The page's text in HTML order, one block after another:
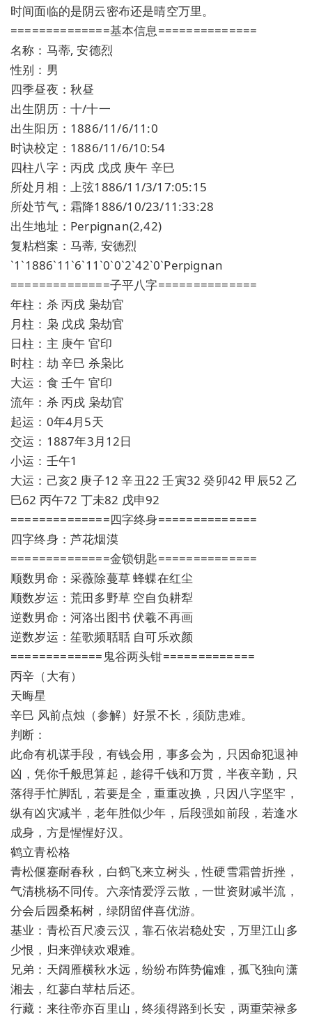
时间面临的是阴云密布还是晴空万里。
==============基本信息==============
名称：马蒂, 安德烈
性别：男
四季昼夜：秋昼
出生阴历：十/十一
出生阳历：1886/11/6/11:0
时诀校定：1886/11/6/10:54
四柱八字：丙戌 戊戌 庚午 辛巳
所处月相：上弦1886/11/3/17:05:15
所处节气：霜降1886/10/23/11:33:28
出生地址：Perpignan(2,42)
复粘档案：马蒂, 安德烈
`1`1886`11`6`11`0`0`2`42`0`Perpignan
==============子平八字==============
年柱：杀 丙戌 枭劫官
月柱：枭 戊戌 枭劫官
日柱：主 庚午 官印
时柱：劫 辛巳 杀枭比
大运：食 壬午 官印
流年：杀 丙戌 枭劫官
起运：0年4月5天
交运：1887年3月12日
小运：壬午1
大运：己亥2 庚子12 辛丑22 壬寅32 癸卯42 甲辰52 乙
巳62 丙午72 丁未82 戊申92
==============四字终身==============
四字终身：芦花烟漠
==============金锁钥匙==============
顺数男命：采薇除蔓草 蜂蝶在红尘
顺数岁运：荒田多野草 空自负耕犁
逆数男命：河洛出图书 伏羲不再画
逆数岁运：笙歌频聒聒 自可乐欢颜
=============鬼谷两头钳=============
丙辛（大有）
天晦星
辛巳 风前点烛（参解）好景不长，须防患难。
判断：
此命有机谋手段，有钱会用，事多会为，只因命犯退神
凶，凭你千般思算起，趁得千钱和万贯，半夜辛勤，只
落得手忙脚乱，若要是全，重重改换，只因八字坚牢，
纵有凶灾减半，老年胜似少年，后段强如前段，若逢水
成身，方是惺惺好汉。
鹤立青松格
青松偃蹇耐春秋，白鹤飞来立树头，性硬雪霜曾折挫，
气清桃杨不同传。六亲情爱浮云散，一世资财减半流，
分会后园桑柘树，绿阴留伴喜优游。
基业：青松百尺凌云汉，靠石依岩稳处安，万里江山多
少恨，归来弹铗欢艰难。
兄弟：天阔雁横秋水远，纷纷布阵势偏难，孤飞独向潇
湘去，红蓼白苹枯后还。
行藏：来往帝亦百里山，终须得路到长安，两重荣禄多